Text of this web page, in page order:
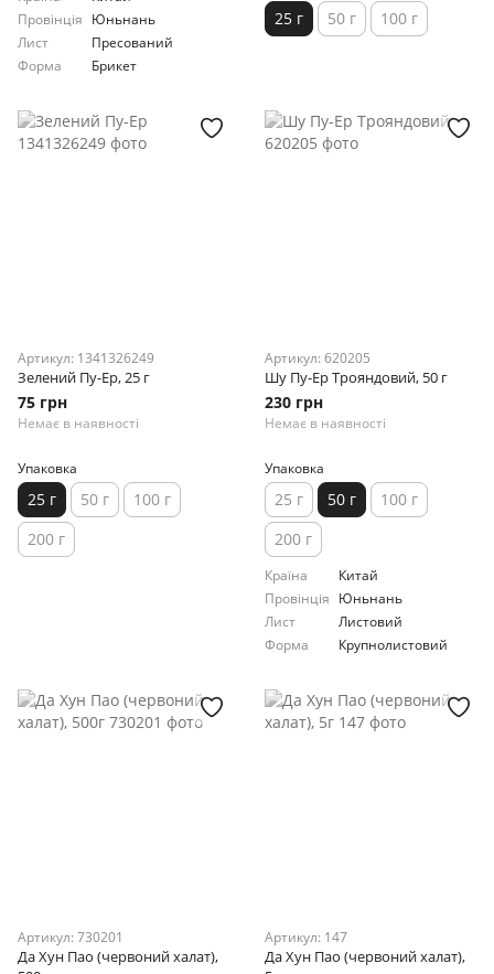
Провінція Юньнань
Лист
Пресований
Форма
Брикет
25 г 50 г 100 г
Артикул: 1341326249
Зелений Пу-Ер, 25 г
75 грн
Немає в наявності
Упаковка
25 г 50 г
100 г
200 г
Артикул: 620205
Шу Пу-Ер Трояндовий, 50 г
230 грн
Немає в наявності
Упаковка
25 г 50 г
100 г
200 г
Країна
Китай
Провінція Юньнань
Лист
Листовий
Форма
Крупнолистовий
Артикул: 730201
Да Хун Пао (червоний халат),
Артикул: 147
Да Хун Пао (червоний халат),